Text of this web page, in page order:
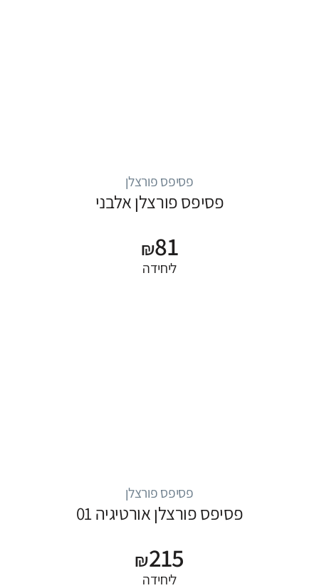
פסיפס פורצלן
פסיפס פורצלן אלבני
₪81
ליחידה
פסיפס פורצלן
פסיפס פורצלן אורטיגיה 01
₪215
ליחידה